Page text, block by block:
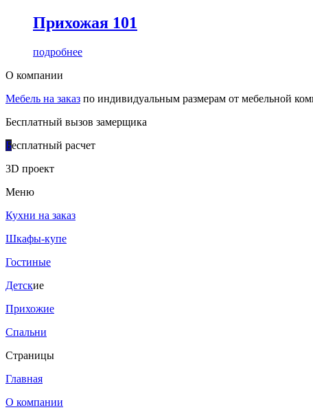
Прихожая 101
подробнее
О компании
Мебель на заказ по индивидуальным размерам от мебельной
Бесплатный вызов замерщика
Бесплатный расчет
3D проект
Меню
Кухни на заказ
Шкафы-купе
Гостиные
Детские
Прихожие
Спальни
Страницы
Главная
О компании